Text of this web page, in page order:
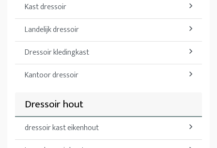
Kast dressoir
Landelijk dressoir
Dressoir kledingkast
Kantoor dressoir
Dressoir hout
dressoir kast eikenhout